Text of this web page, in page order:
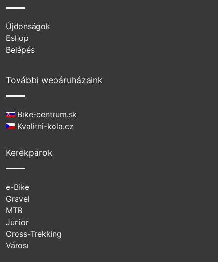
Újdonságok
Eshop
Belépés
További webáruházaink
Bike-centrum.sk
Kvalitni-kola.cz
Kerékpárok
e-Bike
Gravel
MTB
Junior
Cross-Trekking
Városi